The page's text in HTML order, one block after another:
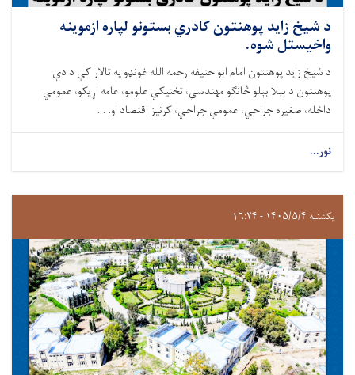
د شيخ زايد پوهنتون کادري بستونو لپاره ازموینه
واخيستل شوه.
د شيخ زايد پوهنتون امام ابو حنيفه رحمه الله غونډو په تالار کې د دې
پوهنتون د بېلا بېلو څانګو مهندسي، تخنیکي علومو، عامه اړيکو، عمومي
داخله، صغيره جراحي، عمومي جراحي، کرنيز اقتصاد او. . .
نور...
یکشنبه ۱۴۰۵/۵/۴ - ۱۶:۲۴